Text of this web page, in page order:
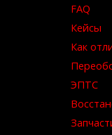
FAQ
Кейсы
Как
ЭПТС